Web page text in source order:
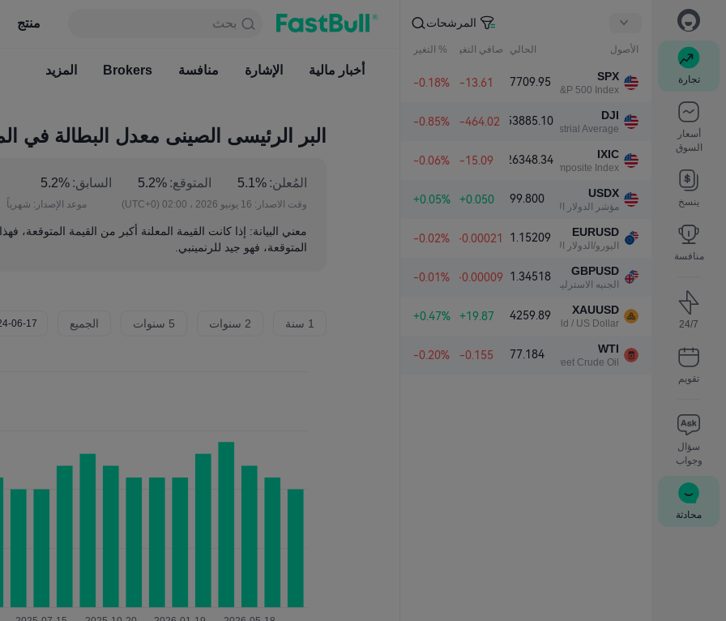
تجارة
أسعار
السوق
ينسخ
منافسة
24/7
تقويم
سؤال
وجواب
محادثة
المرشحات
الأصول الحالي صافي التغير % التغير
SPX
S&P 500 Index
7709.95
-13.61
-0.18%
DJI
Dow Jones Industrial Average
53885.10
-464.02
-0.85%
IXIC
NASDAQ Composite Index
26348.34
-15.09
-0.06%
USDX
مؤشر الدولار الأمريكي
99.800
+0.050
+0.05%
EURUSD
اليورو/الدولار الأمريكي
1.15209
-0.00021
-0.02%
GBPUSD
الجنيه الاسترليني/الدولار الأمريكي
1.34518
-0.00009
-0.01%
XAUUSD
Gold / US Dollar
4259.89
+19.87
+0.47%
WTI
Light Sweet Crude Oil
77.184
-0.155
-0.20%
بحث منتج
أخبار مالية الإشارة منافسة
بحث
دائما مجاني
أخبار مالية الإشارة منافسة Brokers المزيد
البر الرئيسى الصينى معدل البطالة في
المُعلن: 5.1% المتوقع: 5.2% السابق: 5.2%
وقت الاصدار: 16 يونيو 2026 ، 02:00 (UTC+0) موعد الإصدار: شهرياً
معني البيانة: إذا كانت القيمة المعلنة أكبر من القيمة المتوقعة،
المتوقعة، فهو جيد للرنمينبي.
1 سنة 2 سنوات 5 سنوات الجميع